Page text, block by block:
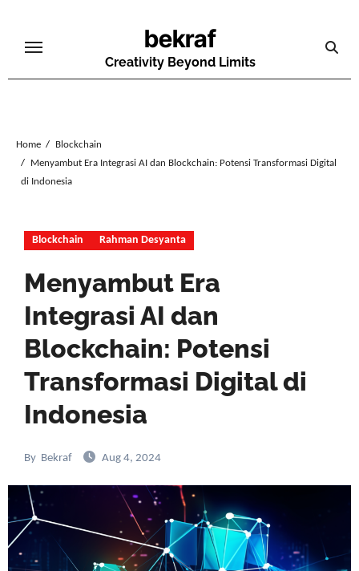
content
bekraf
Creativity Beyond Limits
Home
Blockchain
Menyambut Era Integrasi AI dan Blockchain: Potensi Transformasi Digital
di Indonesia
Blockchain Rahman Desyanta
Menyambut Era
Integrasi AI dan
Blockchain: Potensi
Transformasi Digital di
Indonesia
By Bekraf Aug 4, 2024